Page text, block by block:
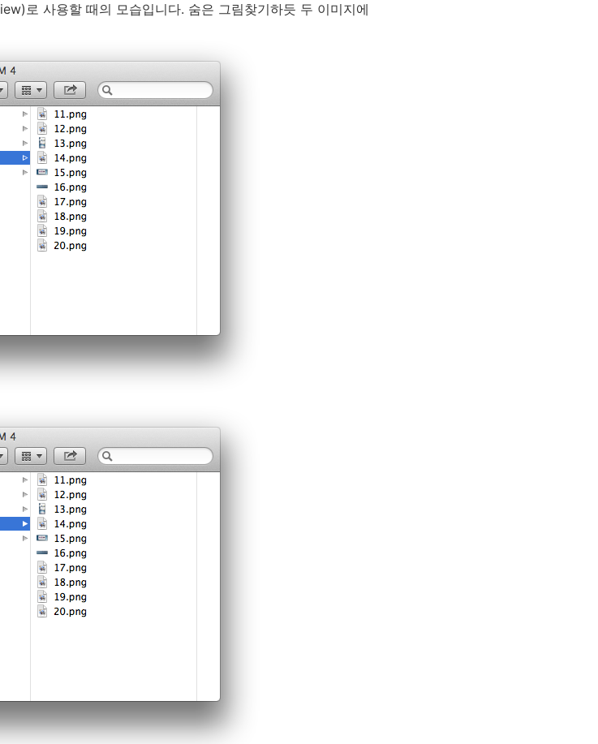
로 사용할 때의 모습입니다. 숨은 그림찾기하듯 두 이미지에